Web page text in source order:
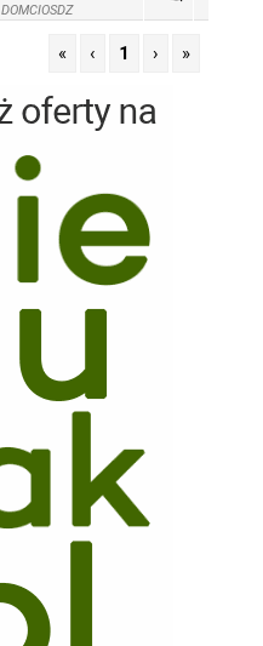
DOMCIOSDZ
« ‹ 1 › »